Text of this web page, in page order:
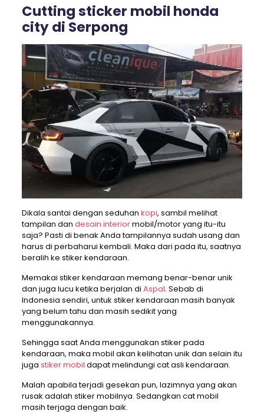
Cutting sticker mobil honda
city di Serpong
Dikala santai dengan seduhan kopi, sambil melihat
tampilan dan desain interiormobil/motor yang itu-itu
saja? Pasti di benak Anda tampilannya sudah usang dan
harus di perbaharui kembali. Maka dari pada itu, saatnya
beralih ke stiker kendaraan.
Memakai stiker kendaraan memang benar-benar unik
dan juga lucu ketika berjalan di Aspal. Sebab di
Indonesia sendiri, untuk stiker kendaraan masih banyak
yang belum tahu dan masih sedikit yang
menggunakannya.
Sehingga saat Anda menggunakan stiker pada
kendaraan, maka mobil akan kelihatan unik dan selain itu
juga stiker mobil dapat melindungi cat asli kendaraan.
Malah apabila terjadi gesekan pun, lazimnya yang akan
rusak adalah stiker mobilnya. Sedangkan cat mobil
masih terjaga dengan baik.